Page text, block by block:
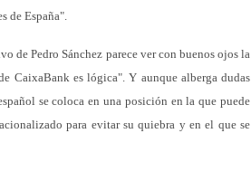
de España".
de Pedro Sánchez parece ver con buenos ojos la
CaixaBank es lógica". Y aunque alberga dudas
se coloca en una posición en la que puede
para evitar su quiebra y en el que se